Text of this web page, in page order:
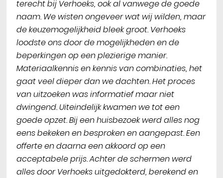
terecht bij Verhoeks, ook al vanwege de goede
naam. We wisten ongeveer wat wij wilden, maar
de keuzemogelijkheid bleek groot. Verhoeks
loodste ons door de mogelijkheden en de
beperkingen op een plezierige manier.
Materiaalkennis en kennis van combinaties, het
gaat veel dieper dan we dachten. Het proces
van uitzoeken was informatief maar niet
dwingend. Uiteindelijk kwamen we tot een
goede opzet. Bij een huisbezoek werd alles nog
eens bekeken en besproken en aangepast. Een
offerte en daarna een akkoord op een
acceptabele prijs. Achter de schermen werd
alles door Verhoeks uitgedokterd, berekend en